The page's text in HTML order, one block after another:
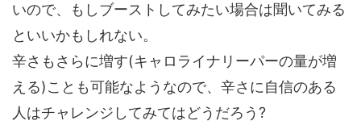
いので、もしブーストしてみたい場合は聞いてみる
といいかもしれない。
辛さもさらに増す(キャロライナリーパーの量が増
える)ことも可能なようなので、辛さに自信のある
人はチャレンジしてみてはどうだろう?